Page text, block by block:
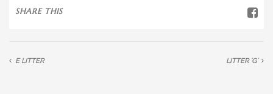
SHARE THIS
E LITTER LITTER ´G´